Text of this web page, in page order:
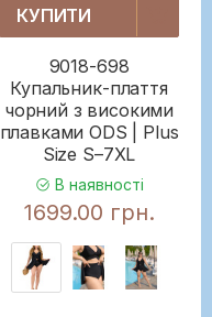
КУПИТИ
9018-698
Купальник-плаття
чорний з високими
плавками ODS | Plus
Size S–7XL
В наявності
1699.00 грн.